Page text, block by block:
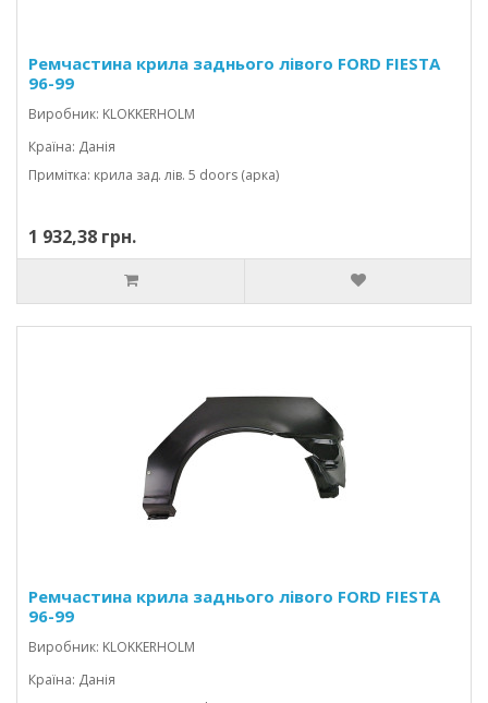
Ремчастина крила заднього лівого FORD FIESTA
96-99
Виробник: KLOKKERHOLM
Країна: Данія
Примітка: крила зад. лів. 5 doors (арка)
1 932,38 грн.
Ремчастина крила заднього лівого FORD FIESTA
96-99
Виробник: KLOKKERHOLM
Країна: Данія